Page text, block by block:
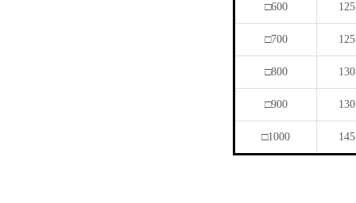
□600 125
□700 125
□800 130
□900 130
□1000 145